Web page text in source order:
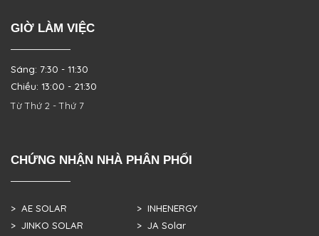
GIỜ LÀM VIỆC
Sáng: 7:30 - 11:30
Chiều: 13:00 - 21:30
Từ Thứ 2 - Thứ 7
CHỨNG NHẬN NHÀ PHÂN PHỐI
> AE SOLAR
> JINKO SOLAR
> INHENERGY
> JA Solar